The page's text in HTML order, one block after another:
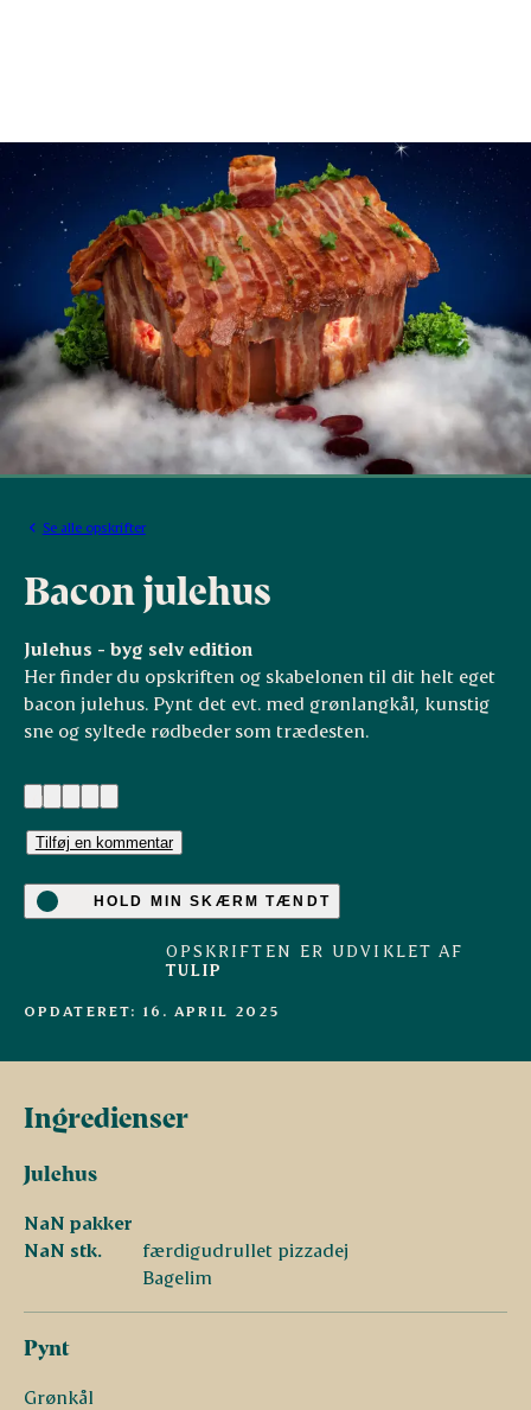
Se alle opskrifter
Bacon julehus
Julehus - byg selv edition
Her finder du opskriften og skabelonen til dit helt eget
bacon julehus. Pynt det evt. med grønlangkål, kunstig
sne og syltede rødbeder som trædesten.
(1)
Tilføj en kommentar
HOLD MIN SKÆRM TÆNDT
OPSKRIFTEN ER UDVIKLET AF
TULIP
OPDATERET: 16. APRIL 2025
Ingredienser
Julehus
NaN pakker
NaN stk.
færdigudrullet pizzadej
Bagelim
Pynt
Grønkål